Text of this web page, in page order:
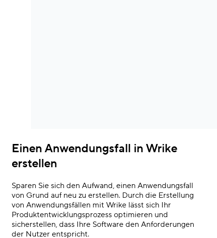
Einen Anwendungsfall in Wrike
erstellen
Sparen Sie sich den Aufwand, einen Anwendungsfall
von Grund auf neu zu erstellen. Durch die Erstellung
von Anwendungsfällen mit Wrike lässt sich Ihr
Produktentwicklungsprozess optimieren und
sicherstellen, dass Ihre Software den Anforderungen
der Nutzer entspricht.